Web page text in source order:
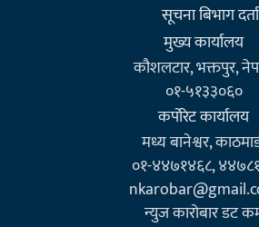
सूचना बिभाग
मुख्य कार्यालय
कौशलटार, भक्तपुर,
०१-५१३३०६०
कर्पाेरेट कार्यालय
मध्य बानेश्वर,
०१-४४७१४६८,
न्युज कारोबार डट